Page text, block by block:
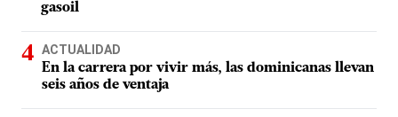
gasoil
ACTUALIDAD
En la carrera por vivir más, las dominicanas llevan
seis años de ventaja